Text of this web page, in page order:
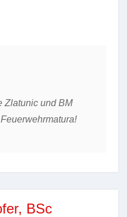
Zlatunic und BM
BSc